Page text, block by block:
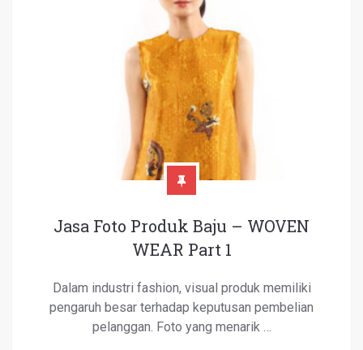
Jasa Foto Produk Baju – WOVEN
WEAR Part 1
Dalam industri fashion, visual produk memiliki
pengaruh besar terhadap keputusan pembelian
pelanggan. Foto yang menarik …